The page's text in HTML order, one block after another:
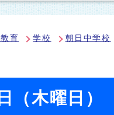
育 学校 朝日中学校
（木曜日）